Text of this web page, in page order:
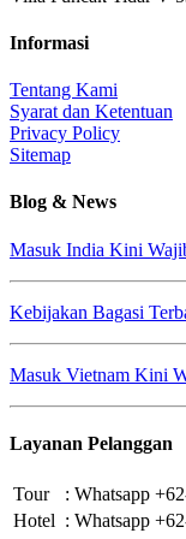
Informasi
Tentang Kami
Syarat dan Ketentuan
Privacy Policy
Sitemap
Blog & News
Masuk India Kini
Kebijakan Bagasi
Masuk Vietnam Kini
Layanan Pelanggan
Tour : Whatsapp
Hotel : Whatsapp